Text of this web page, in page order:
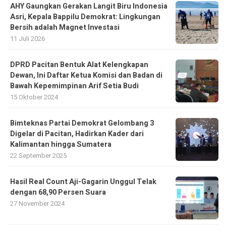
AHY Gaungkan Gerakan Langit Biru Indonesia
Asri, Kepala Bappilu Demokrat: Lingkungan
Bersih adalah Magnet Investasi
11 Juli 2026
DPRD Pacitan Bentuk Alat Kelengkapan
Dewan, Ini Daftar Ketua Komisi dan Badan di
Bawah Kepemimpinan Arif Setia Budi
15 Oktober 2024
Bimteknas Partai Demokrat Gelombang 3
Digelar di Pacitan, Hadirkan Kader dari
Kalimantan hingga Sumatera
22 September 2025
Hasil Real Count Aji-Gagarin Unggul Telak
dengan 68,90 Persen Suara
27 November 2024